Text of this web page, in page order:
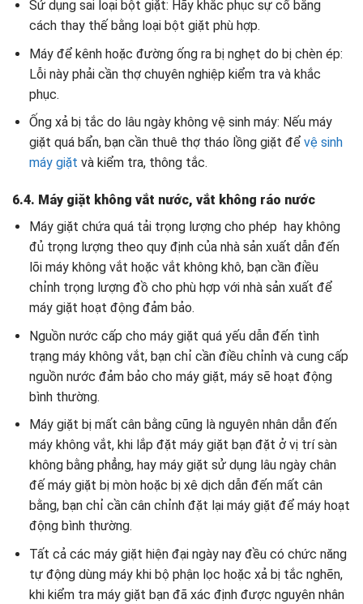
Sử dụng sai loại bột giặt: Hãy khắc phục sự cố bằng
cách thay thế bằng loại bột giặt phù hợp.
Máy để kênh hoặc đường ống ra bị nghẹt do bị chèn ép:
Lỗi này phải cần thợ chuyên nghiệp kiểm tra và khắc
phục.
Ống xả bị tắc do lâu ngày không vệ sinh máy: Nếu máy
giặt quá bẩn, bạn cần thuê thợ tháo lồng giặt để vệ sinh
máy giặt và kiểm tra, thông tắc.
6.4. Máy giặt không vắt nước, vắt không ráo nước
Máy giặt chứa quá tải trọng lượng cho phép hay không
đủ trọng lượng theo quy định của nhà sản xuất dẫn đến
lõi máy không vắt hoặc vắt không khô, bạn cần điều
chỉnh trọng lượng đồ cho phù hợp với nhà sản xuất để
máy giặt hoạt động đảm bảo.
Nguồn nước cấp cho máy giặt quá yếu dẫn đến tình
trạng máy không vắt, bạn chỉ cần điều chỉnh và cung cấp
nguồn nước đảm bảo cho máy giặt, máy sẽ hoạt động
bình thường.
Máy giặt bị mất cân bằng cũng là nguyên nhân dẫn đến
máy không vắt, khi lắp đặt máy giặt bạn đặt ở vị trí sàn
không bằng phẳng, hay máy giặt sử dụng lâu ngày chân
đế máy giặt bị mòn hoặc bị xê dịch dẫn đến mất cân
bằng, bạn chỉ cần cân chỉnh đặt lại máy giặt để máy hoạt
động bình thường.
Tất cả các máy giặt hiện đại ngày nay đều có chức năng
tự động dùng máy khi bộ phận lọc hoặc xả bị tắc nghẽn,
khi kiểm tra máy giặt bạn đã xác định được nguyên nhân